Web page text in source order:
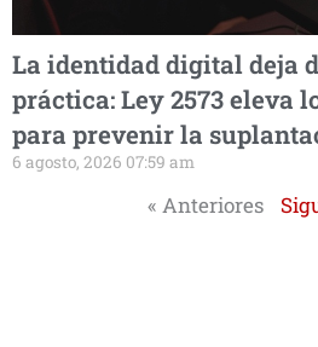
La identidad digital deja
práctica: Ley 2573 eleva
para prevenir la
6 agosto, 2026 07:59 am
« Anteriores